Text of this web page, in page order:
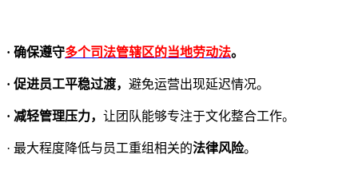
· 确保遵守多个司法管辖区的当地劳动法。
· 促进员工平稳过渡， 避免运营出现延迟情况。
· 减轻管理压力， 让团队能够专注于文化整合工作。
· 最大程度降低与员工重组相关的法律风险。